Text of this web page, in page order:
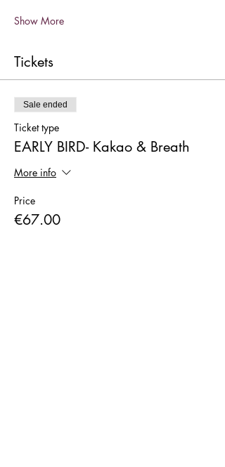
Show More
Tickets
Sale ended
Ticket type
EARLY BIRD- Kakao & Breath
More info
Price
€67.00